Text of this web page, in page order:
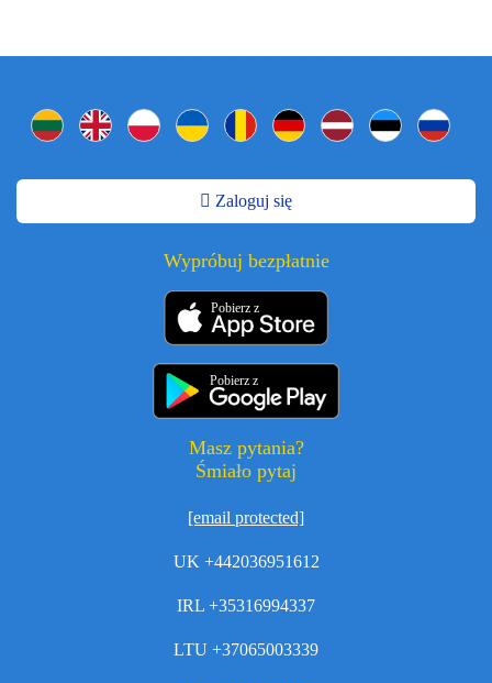
Zaloguj się
Wypróbuj bezpłatnie
Pobierz z
Pobierz z
Masz pytania?
Śmiało pytaj
[email protected]
UK +442036951612
IRL +35316994337
LTU +37065003339